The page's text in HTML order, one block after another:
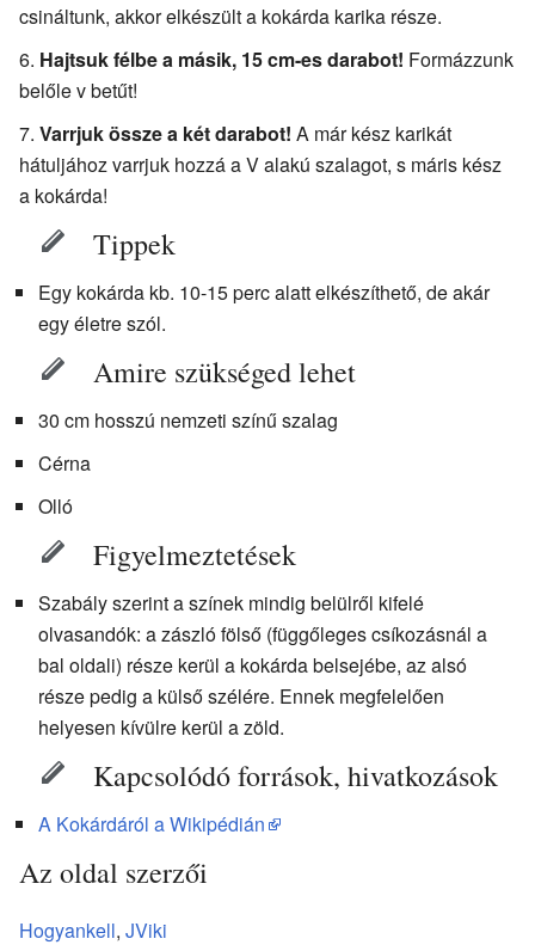
csináltunk, akkor elkészült a kokárda karika része.
Hajtsuk félbe a másik, 15 cm-es darabot! Formázzunk
belőle v betűt!
Varrjuk össze a két darabot! A már kész karikát
hátuljához varrjuk hozzá a V alakú szalagot, s máris kész
a kokárda!
Tippek
Egy kokárda kb. 10-15 perc alatt elkészíthető, de akár
egy életre szól.
Amire szükséged lehet
30 cm hosszú nemzeti színű szalag
Cérna
Olló
Figyelmeztetések
Szabály szerint a színek mindig belülről kifelé
olvasandók: a zászló fölső (függőleges csíkozásnál a
bal oldali) része kerül a kokárda belsejébe, az alsó
része pedig a külső szélére. Ennek megfelelően
helyesen kívülre kerül a zöld.
Kapcsolódó források, hivatkozások
A Kokárdáról a Wikipédián
Az oldal szerzői
Hogyankell, JViki